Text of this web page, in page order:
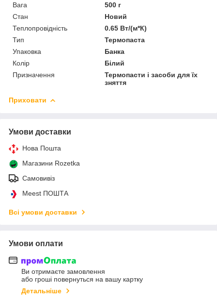
Вага
500 г
Стан
Новий
Теплопровідність
0.65 Вт/(м*К)
Тип
Термопаста
Упаковка
Банка
Колір
Білий
Призначення
Термопасти і засоби для їх
зняття
Приховати
Умови доставки
Нова Пошта
Магазини Rozetka
Самовивіз
Meest ПОШТА
Всі умови доставки
Умови оплати
Ви отримаєте замовлення
або гроші повернуться на вашу картку
Детальніше